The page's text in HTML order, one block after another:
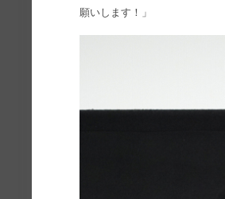
願いします！」